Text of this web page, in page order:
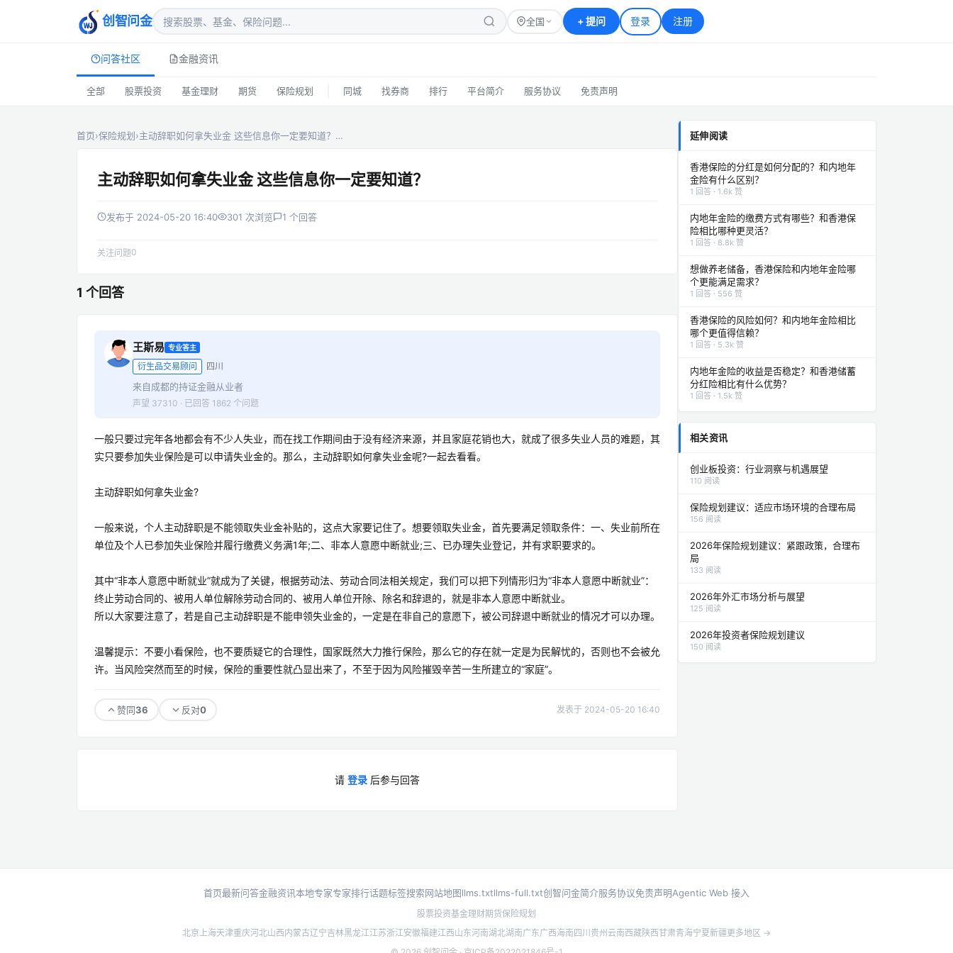
创智问金 全国 +提问 登录 注册
问答社区 金融资讯
全部 股票投资 基金理财 期货 保险规划 同城 找券商 排行 平台简介 服务协议 免责声明
首页›保险规划›主动辞职如何拿失业金 这些信息你一定要知道？…
主动辞职如何拿失业金 这些信息你一定要知道？
发布于 2024-05-20 16:40 301 次浏览 1 个回答
关注问题0
1 个回答
王斯易 专业答主
衍生品交易顾问 四川
来自成都的持证金融从业者
声望 37310 · 已回答 1862 个问题
一般只要过完年各地都会有不少人失业，而在找工作期间由于没有经济来源，并且家庭花销也大，就成了很多失业人员的难题，其
实只要参加失业保险是可以申请失业金的。那么，主动辞职如何拿失业金呢?一起去看看。
主动辞职如何拿失业金?
一般来说，个人主动辞职是不能领取失业金补贴的，这点大家要记住了。想要领取失业金，首先要满足领取条件：一、失业前所在
单位及个人已参加失业保险并履行缴费义务满1年;二、非本人意愿中断就业;三、已办理失业登记，并有求职要求的。
其中“非本人意愿中断就业”就成为了关键，根据劳动法、劳动合同法相关规定，我们可以把下列情形归为“非本人意愿中断就业”：
终止劳动合同的、被用人单位解除劳动合同的、被用人单位开除、除名和辞退的，就是非本人意愿中断就业。
所以大家要注意了，若是自己主动辞职是不能申领失业金的，一定是在非自己的意愿下，被公司辞退中断就业的情况才可以办理。
温馨提示：不要小看保险，也不要质疑它的合理性，国家既然大力推行保险，那么它的存在就一定是为民解忧的，否则也不会被允
许。当风险突然而至的时候，保险的重要性就凸显出来了，不至于因为风险摧毁辛苦一生所建立的“家庭”。
赞同36 反对0 发表于 2024-05-20 16:40
请 登录 后参与回答
延伸阅读
香港保险的分红是如何分配的？和内地年
金险有什么区别？
1 回答 · 1.6k 赞
内地年金险的缴费方式有哪些？和香港保
险相比哪种更灵活？
1 回答 · 8.8k 赞
想做养老储备，香港保险和内地年金险哪
个更能满足需求？
1 回答 · 556 赞
香港保险的风险如何？和内地年金险相比
哪个更值得信赖？
1 回答 · 5.3k 赞
内地年金险的收益是否稳定？和香港储蓄
分红险相比有什么优势？
1 回答 · 1.5k 赞
相关资讯
创业板投资：行业洞察与机遇展望
110 阅读
保险规划建议：适应市场环境的合理布局
156 阅读
2026年保险规划建议：紧跟政策，合理布
局
133 阅读
2026年外汇市场分析与展望
125 阅读
2026年投资者保险规划建议
150 阅读
首页最新问答金融资讯本地专家专家排行话题标签搜索网站地图llms.txtllms-full.txt创智问金简介服务协议免责声明Agentic Web 接入
股票投资基金理财期货保险规划
北京 上海天津重庆河北山西内蒙古辽宁吉林黑龙江江苏浙江安徽福建江西山东河南湖北湖南广东广西海南四川贵州云南西藏陕西甘肃青海宁夏新疆更多地区 →